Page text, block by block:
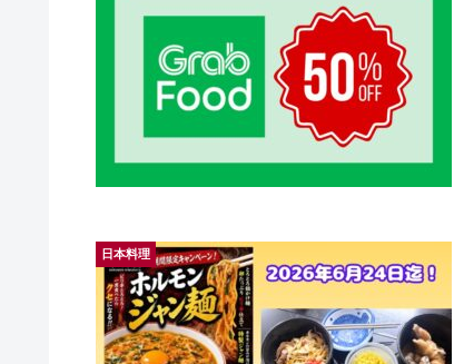
日本料理